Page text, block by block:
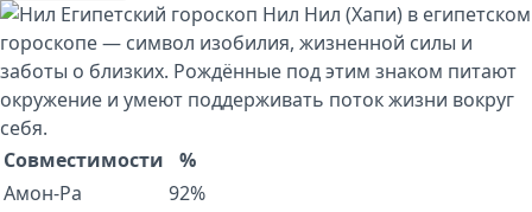
Египетский гороскоп Нил Нил (Хапи) в египетском
гороскопе — символ изобилия, жизненной силы и
заботы о близких. Рождённые под этим знаком питают
окружение и умеют поддерживать поток жизни вокруг
себя.
Совместимости
%
Амон-Ра
92%